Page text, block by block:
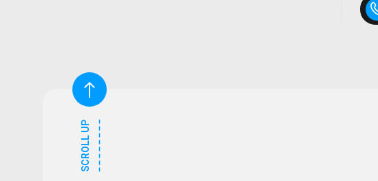
SCROLL UP